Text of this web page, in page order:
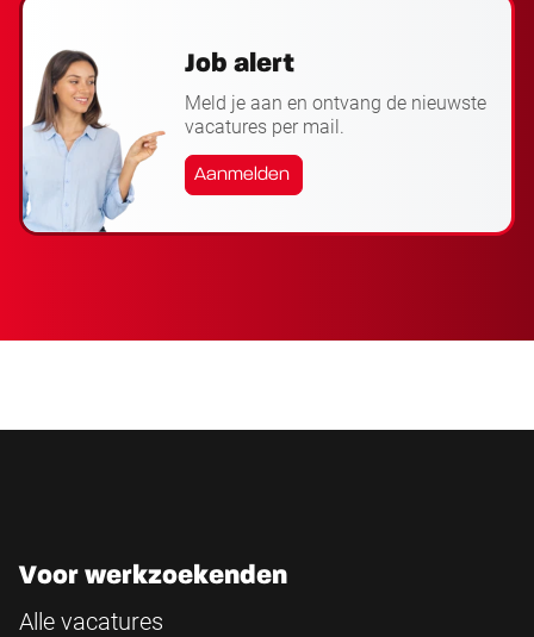
Job alert
Meld je aan en ontvang de nieuwste
vacatures per mail.
Aanmelden
Voor werkzoekenden
Alle vacatures